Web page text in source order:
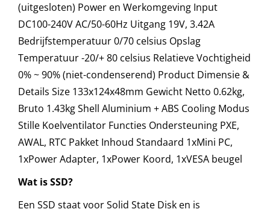
(uitgesloten) Power en Werkomgeving Input
DC100-240V AC/50-60Hz Uitgang 19V, 3.42A
Bedrijfstemperatuur 0/70 celsius Opslag
Temperatuur -20/+ 80 celsius Relatieve Vochtigheid
0% ~ 90% (niet-condenserend) Product Dimensie &
Details Size 133x124x48mm Gewicht Netto 0.62kg,
Bruto 1.43kg Shell Aluminium + ABS Cooling Modus
Stille Koelventilator Functies Ondersteuning PXE,
AWAL, RTC Pakket Inhoud Standaard 1xMini PC,
1xPower Adapter, 1xPower Koord, 1xVESA beugel
Wat is SSD?
Een SSD staat voor Solid State Disk en is